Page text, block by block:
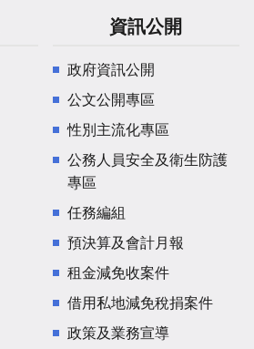
資訊公開
政府資訊公開
公文公開專區
性別主流化專區
公務人員安全及衛生防護
專區
任務編組
預決算及會計月報
租金減免收案件
借用私地減免稅捐案件
政策及業務宣導